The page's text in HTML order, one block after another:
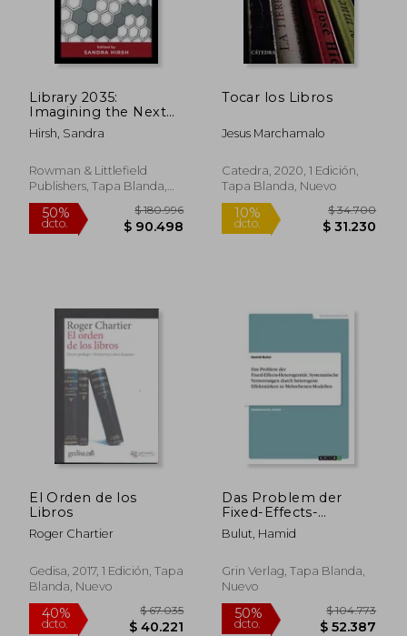
dcto. $ 78.666 dcto. $
Library 2035:
Imagining the Next
Generation of
Libraries (en Inglés)
Hirsh, Sandra
Rowman & Littlefield
Publishers, Tapa Blanda,
Nuevo
50%
dcto. $ 90.498
Tocar los Libros
Jesus Marchamalo
Catedra, 2020, 1 Edición,
Tapa Blanda, Nuevo
10%
dcto. $
El Orden de los
Libros
Roger Chartier
Gedisa, 2017, 1 Edición, Tapa
Blanda, Nuevo
Das Problem der
Fixed-Effects-
Heterogenität.
Systematische
heterogene
Effektstärken in
Modellen (en
Alemán)
Bulut, Hamid
Grin Verlag, Tapa Blanda,
Nuevo